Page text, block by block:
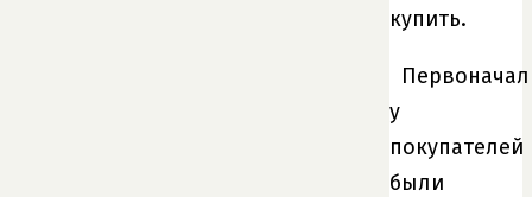
купить.
у
покупателей
были